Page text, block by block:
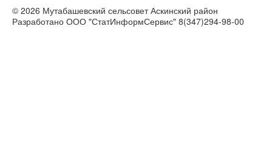
© 2026 Мутабашевский сельсовет Аскинский район
Разработано ООО "СтатИнформСервис" 8(347)294-98-00